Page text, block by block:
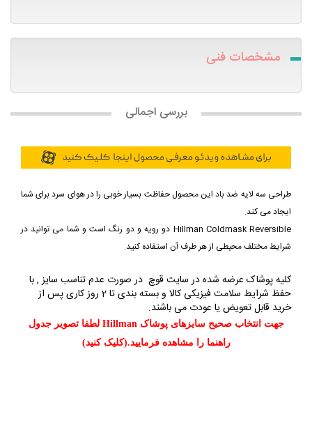
مشخصات فنی
بررسی اجمالی
طراحی سه لایه ضد باد این محصول حفاظت بسیار خوبی را در هوای سرد برای شما
ایجاد می کند.
Hillman Coldmask Reversible دو رویه و دو رنگ است و شما می توانید در
شرایط مختلف محیطی از هر طرف آن استفاده کنید.
کلیه پوشاک عرضه شده در سایت قوچ در صورت عدم تناسب سایز , با
حفظ شرایط سلامت فیزیکی کالا و بسته بندی تا2 روز کاری
پس از
خرید قابل تعویض یا عودت می باشند.
جهت انتخاب صحیح سایزهای پوشاک Hillman لطفا تصویر جدول
راهنما را مشاهده فرمایید.(کلیک کنید)